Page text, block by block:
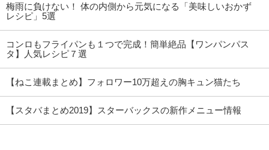
梅雨に負けない！ 体の内側から元気になる「美味しいおかず
レシピ」5選
コンロもフライパンも１つで完成！簡単絶品【ワンパンパス
タ】人気レシピ７選
【ねこ連載まとめ】フォロワー10万超えの胸キュン猫たち
【スタバまとめ2019】スターバックスの新作メニュー情報